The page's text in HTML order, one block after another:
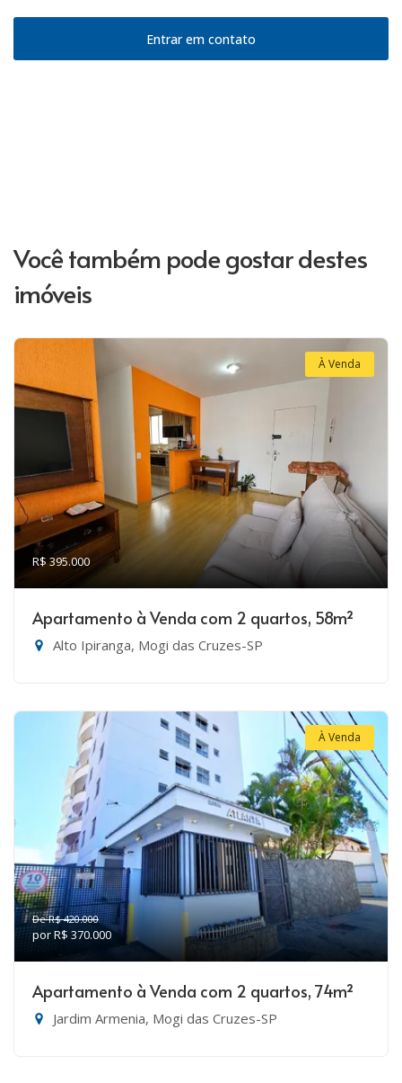
Entrar em contato
Você também pode gostar destes
imóveis
À Venda
R$ 395.000
Apartamento à Venda com 2 quartos, 58m²
Alto Ipiranga, Mogi das Cruzes-SP
À Venda
De R$ 420.000
por R$ 370.000
Apartamento à Venda com 2 quartos, 74m²
Jardim Armenia, Mogi das Cruzes-SP